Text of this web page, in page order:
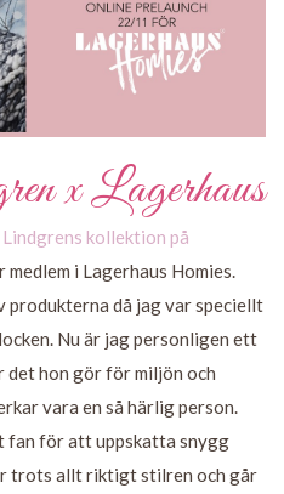
x Lagerhaus
kollektion på
medlem i Lagerhaus Homies.
produkterna då jag var speciellt
Nu är jag personligen ett
hon gör för miljön och
vara en så härlig person.
fan för att uppskatta snygg
trots allt riktigt stilren och går